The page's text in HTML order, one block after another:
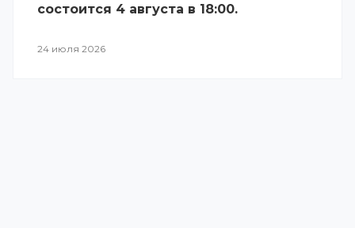
состоится 4 августа в 18:00.
24 июля 2026